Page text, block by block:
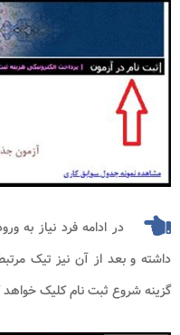
در ادامه فرد نیاز به
داشته و بعد از آن نیز تیک
گزینه شروع ثبت نام کلیک خواهد